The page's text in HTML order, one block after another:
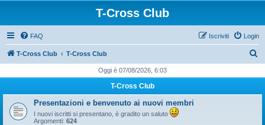
T-Cross Club
FAQ Login
Iscriviti
T-Cross Club T-Cross Club
c
Oggi è 07/08/2026, 6:03
T-Cross Club
Presentazioni e benvenuto ai nuovi membri
I nuovi iscritti si presentano, è gradito un saluto
Argomenti: 624